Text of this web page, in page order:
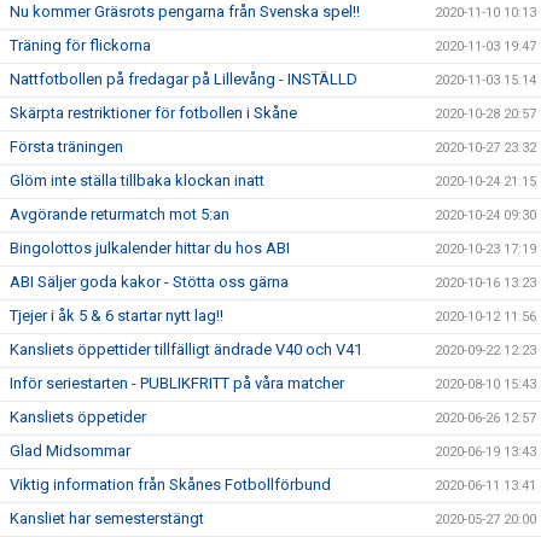
Nu kommer Gräsrots pengarna från Svenska spel!! 2020-11-10 10:13
Träning för flickorna 2020-11-03 19:47
Nattfotbollen på fredagar på Lillevång - INSTÄLLD 2020-11-03 15:14
Skärpta restriktioner för fotbollen i Skåne 2020-10-28 20:57
Första träningen 2020-10-27 23:32
Glöm inte ställa tillbaka klockan inatt 2020-10-24 21:15
Avgörande returmatch mot 5:an 2020-10-24 09:30
Bingolottos julkalender hittar du hos ABI 2020-10-23 17:19
ABI Säljer goda kakor - Stötta oss gärna 2020-10-16 13:23
Tjejer i åk 5 & 6 startar nytt lag!! 2020-10-12 11:56
Kansliets öppettider tillfälligt ändrade V40 och V41 2020-09-22 12:23
Inför seriestarten - PUBLIKFRITT på våra matcher 2020-08-10 15:43
Kansliets öppetider 2020-06-26 12:57
Glad Midsommar 2020-06-19 13:43
Viktig information från Skånes Fotbollförbund 2020-06-11 13:41
Kansliet har semesterstängt 2020-05-27 20:00